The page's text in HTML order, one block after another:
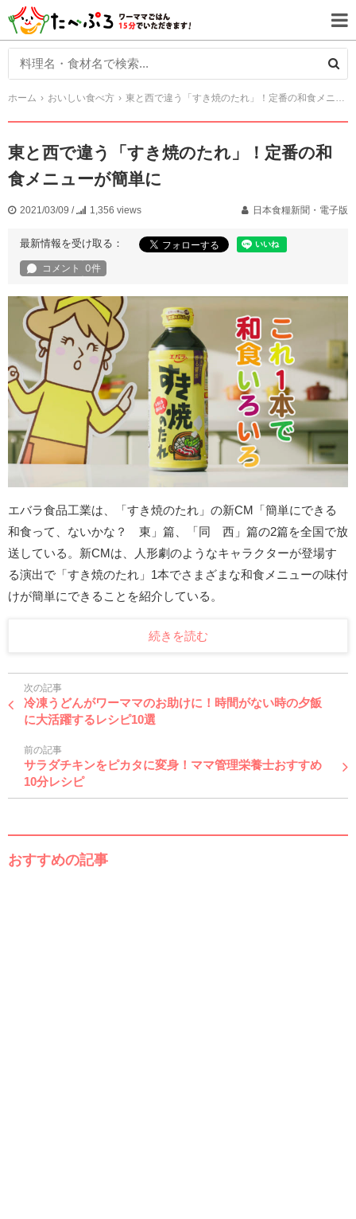
ホーム おいしい食べ方 東と西で違う「すき焼のたれ」！定番の和食メニューが簡単に
東と西で違う「すき焼のたれ」！定番の和
食メニューが簡単に
2021/03/09 / 1,356 views 日本食糧新聞・電子版
最新情報を受け取る：
エバラ食品工業は、「すき焼のたれ」の新CM「簡単にできる
和食って、ないかな？ 東」篇、「同 西」篇の2篇を全国で放
送している。新CMは、人形劇のようなキャラクターが登場す
る演出で「すき焼のたれ」1本でさまざまな和食メニューの味付
けが簡単にできることを紹介している。
続きを読む
次の記事
冷凍うどんがワーママのお助けに！時間がない時の夕飯
に大活躍するレシピ10選
前の記事
サラダチキンをピカタに変身！ママ管理栄養士おすすめ
10分レシピ
おすすめの記事